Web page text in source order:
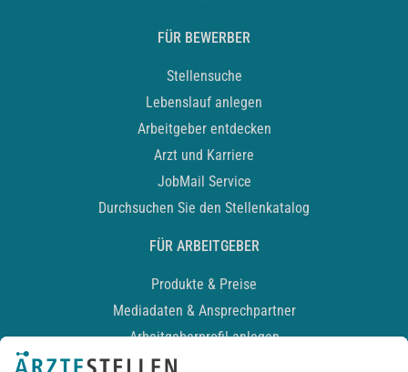
FÜR BEWERBER
Stellensuche
Lebenslauf anlegen
Arbeitgeber entdecken
Arzt und Karriere
JobMail Service
Durchsuchen Sie den Stellenkatalog
FÜR ARBEITGEBER
Produkte & Preise
Mediadaten & Ansprechpartner
Arbeitgeberprofil anlegen
Recruiting-Podcast